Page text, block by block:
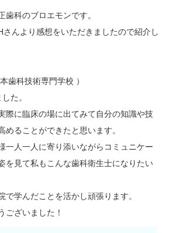
歯科のブロエモンです。
さんより感想をいただきましたので紹介し
本歯科技術専門学校 ）
た。
際に臨床の場に出てみて自分の知識や技
めることができたと思います。
一人一人に寄り添いながらコミュニケー
を見て私もこんな歯科衛生士になりたい
で学んだことを活かし頑張ります。
ございました！